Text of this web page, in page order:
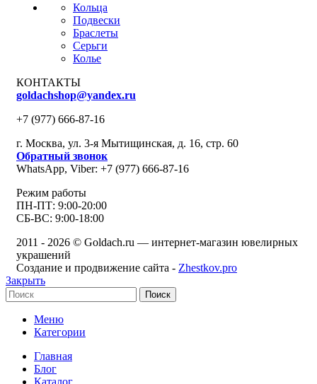
Кольца
Подвески
Браслеты
Серьги
Колье
КОНТАКТЫ
goldachshop@yandex.ru
+7 (977) 666-87-16
г. Москва, ул. 3-я Мытищинская, д. 16, стр. 60
Обратный звонок
WhatsApp, Viber: +7 (977) 666-87-16
Режим работы
ПН-ПТ: 9:00-20:00
СБ-ВС: 9:00-18:00
2011 - 2026 © Goldach.ru — интернет-магазин ювелирных
украшений
Создание и продвижение сайта - Zhestkov.pro
Закрыть
Поиск
Меню
Категории
Главная
Блог